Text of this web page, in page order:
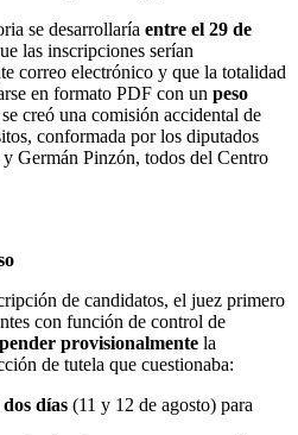
se desarrollaría entre el 29 de
las inscripciones serían
correo electrónico y que la totalidad
en formato PDF con un peso
creó una comisión accidental de
conformada por los diputados
Germán Pinzón, todos del Centro
de candidatos, el juez primero
con función de control de
provisionalmente la
de tutela que cuestionaba:
dos días (11 y 12 de agosto) para